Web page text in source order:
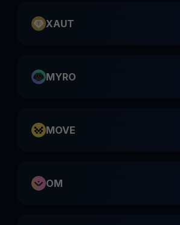
XAUT
MYRO
MOVE
OM